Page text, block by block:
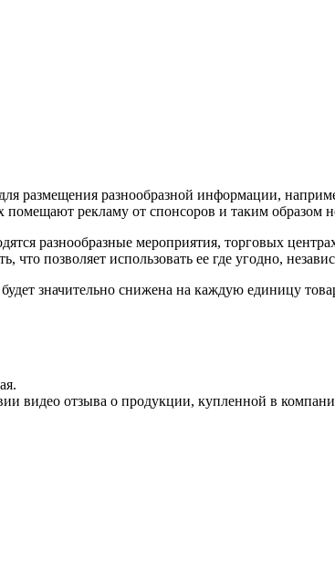
разнообразной информации,
рекламу от спонсоров и таким образом
разнообразные мероприятия, торговых
позволяет использовать ее где угодно,
значительно снижена на каждую единицу
видео отзыва о продукции, купленной в